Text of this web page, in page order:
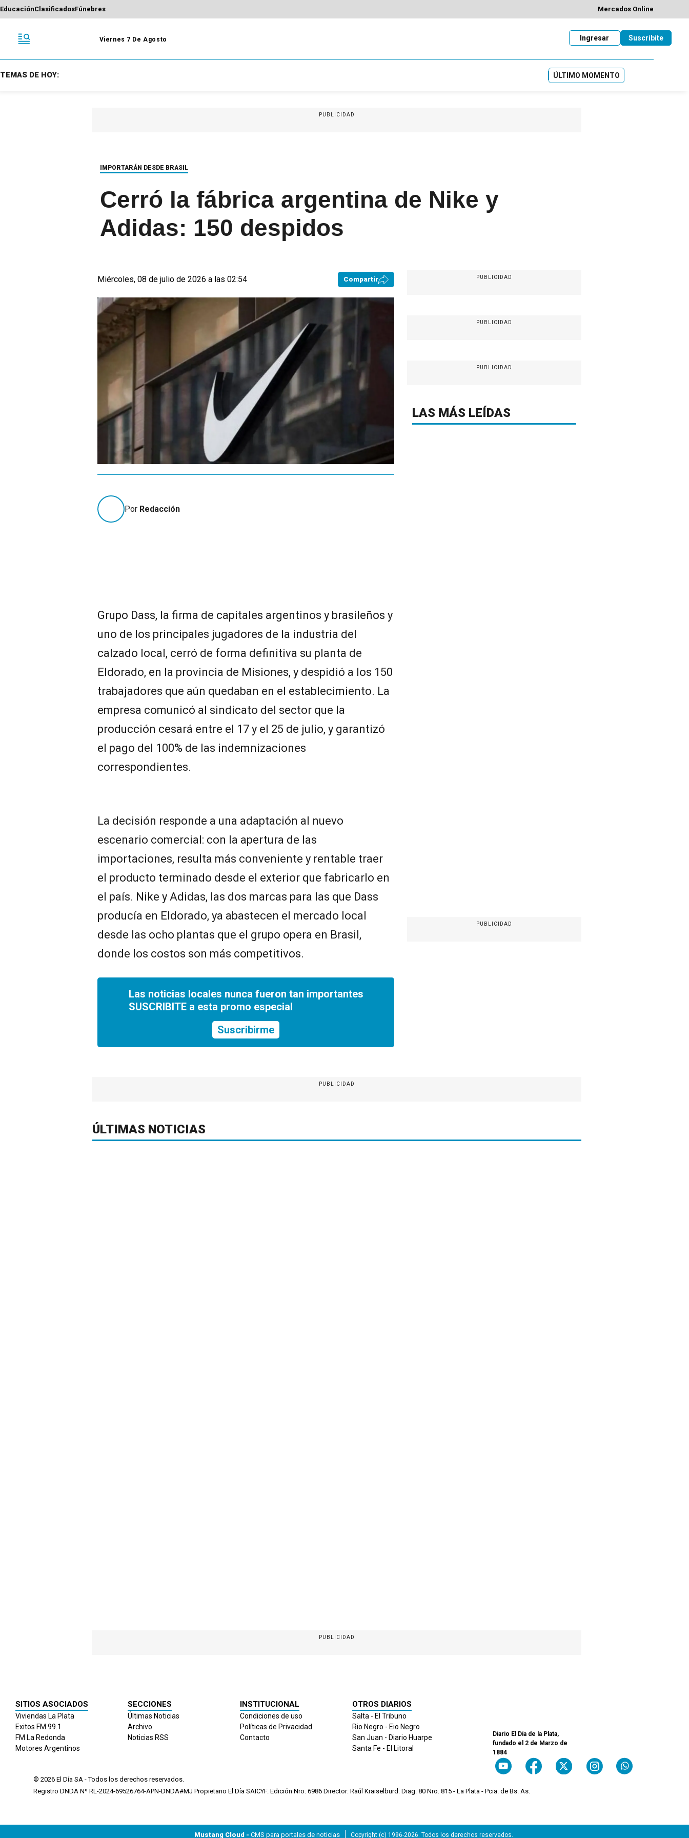
EducaciónClasificadosFúnebres Mercados Online
Viernes 7 De Agosto Suscribite
Ingresar
TEMAS DE HOY: ÚLTIMO MOMENTO
PUBLICIDAD
IMPORTARÁN DESDE BRASIL
Cerró la fábrica argentina de Nike y
Adidas: 150 despidos
Miércoles, 08 de julio de 2026 a las 02:54 Compartir
Por Redacción
Grupo Dass, la firma de capitales argentinos y brasileños y
uno de los principales jugadores de la industria del
calzado local, cerró de forma definitiva su planta de
Eldorado, en la provincia de Misiones, y despidió a los 150
trabajadores que aún quedaban en el establecimiento. La
empresa comunicó al sindicato del sector que la
producción cesará entre el 17 y el 25 de julio, y garantizó
el pago del 100% de las indemnizaciones
correspondientes.
La decisión responde a una adaptación al nuevo
escenario comercial: con la apertura de las
importaciones, resulta más conveniente y rentable traer
el producto terminado desde el exterior que fabricarlo en
el país. Nike y Adidas, las dos marcas para las que Dass
producía en Eldorado, ya abastecen el mercado local
desde las ocho plantas que el grupo opera en Brasil,
donde los costos son más competitivos.
Las noticias locales nunca fueron tan importantes
SUSCRIBITE a esta promo especial
Suscribirme
PUBLICIDAD
PUBLICIDAD
PUBLICIDAD
LAS MÁS LEÍDAS
PUBLICIDAD
PUBLICIDAD
ÚLTIMAS NOTICIAS
PUBLICIDAD
Diario El Día de la Plata,
fundado el 2 de Marzo de
1884
SITIOS ASOCIADOS
Viviendas La Plata
Exitos FM 99.1
FM La Redonda
Motores Argentinos
SECCIONES
Últimas Noticias
Archivo
Noticias RSS
INSTITUCIONAL
Condiciones de uso
Políticas de Privacidad
Contacto
OTROS DIARIOS
Salta - El Tribuno
Rio Negro - Eio Negro
San Juan - Diario Huarpe
Santa Fe - El Litoral
© 2026 El Día SA - Todos los derechos reservados.
Registro DNDA Nº RL-2024-69526764-APN-DNDA#MJ Propietario El Día SAICYF. Edición Nro. 6986 Director: Raúl Kraiselburd. Diag. 80 Nro. 815 - La Plata - Pcia. de Bs. As.
Mustang Cloud - CMS para portales de noticias Copyright (c) 1996-2026. Todos los derechos reservados.